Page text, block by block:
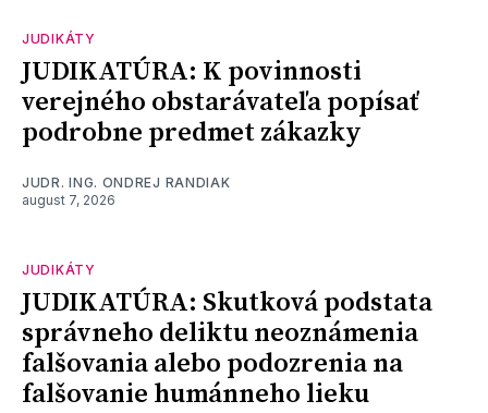
JUDIKÁTY
JUDIKATÚRA: K povinnosti
verejného obstarávateľa popísať
podrobne predmet zákazky
JUDR. ING. ONDREJ RANDIAK
august 7, 2026
JUDIKÁTY
JUDIKATÚRA: Skutková podstata
správneho deliktu neoznámenia
falšovania alebo podozrenia na
falšovanie humánneho lieku